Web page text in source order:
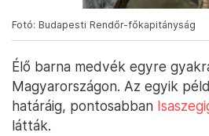
Fotó: Budapesti Rendőr-főkapitányság
Élő barna medvék egyre
Magyarországon. Az egyik
határáig, pontosabban
látták.